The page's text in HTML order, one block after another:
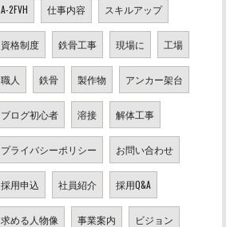
A-2FVH 仕事内容 スキルアップ
資格制度 鉄骨工事 現場に 工場
職人 鉄骨 製作物 アンカー架台
ブログ初心者 溶接 解体工事
プライバシーポリシー お問い合わせ
採用申込 社員紹介 採用Q&A
求める人物像 事業案内 ビジョン